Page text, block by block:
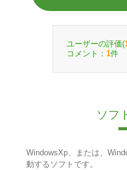
ユーザーの評価(
コメント： 1件
ソフ
WindowsXp、または、
動するソフトです。